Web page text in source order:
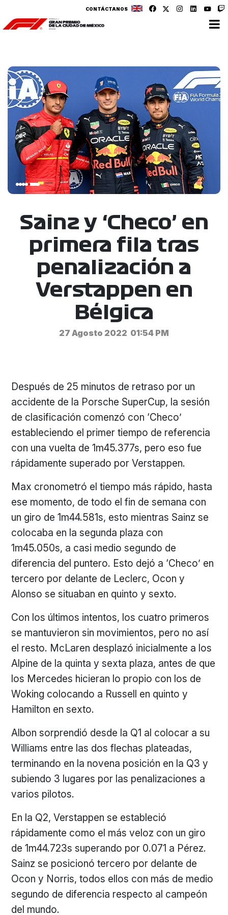
CONTÁCTANOS
Sainz y ‘Checo’ en
primera fila tras
penalización a
Verstappen en
Bélgica
27 Agosto 2022 01:54 PM
Después de 25 minutos de retraso por un
accidente de la Porsche SuperCup, la sesión
de clasificación comenzó con ‘Checo’
estableciendo el primer tiempo de referencia
con una vuelta de 1m45.377s, pero eso fue
rápidamente superado por Verstappen.
Max cronometró el tiempo más rápido, hasta
ese momento, de todo el fin de semana con
un giro de 1m44.581s, esto mientras Sainz se
colocaba en la segunda plaza con
1m45.050s, a casi medio segundo de
diferencia del puntero. Esto dejó a ‘Checo’ en
tercero por delante de Leclerc, Ocon y
Alonso se situaban en quinto y sexto.
Con los últimos intentos, los cuatro primeros
se mantuvieron sin movimientos, pero no así
el resto. McLaren desplazó inicialmente a los
Alpine de la quinta y sexta plaza, antes de que
los Mercedes hicieran lo propio con los de
Woking colocando a Russell en quinto y
Hamilton en sexto.
Albon sorprendió desde la Q1 al colocar a su
Williams entre las dos flechas plateadas,
terminando en la novena posición en la Q3 y
subiendo 3 lugares por las penalizaciones a
varios pilotos.
En la Q2, Verstappen se estableció
rápidamente como el más veloz con un giro
de 1m44.723s superando por 0.071 a Pérez.
Sainz se posicionó tercero por delante de
Ocon y Norris, todos ellos con más de medio
segundo de diferencia respecto al campeón
del mundo.